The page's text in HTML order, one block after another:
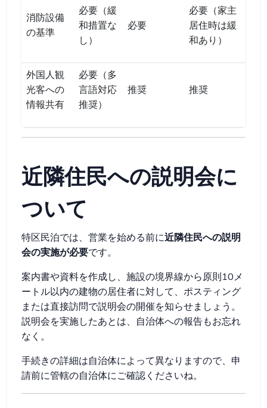
消防設備
の基準
必要（緩
和措置な
し）
必要
必要（家主
居住時は緩
和あり）
外国人観
光客への
情報共有
必要（多
言語対応
推奨）
推奨 推奨
近隣住民への説明会に
ついて
特区民泊では、営業を始める前に近隣住民への説明
会の実施が必要です。
案内書や資料を作成し、施設の境界線から原則10メ
ートル以内の建物の居住者に対して、ポスティング
または直接訪問で説明会の開催を知らせましょう。
説明会を実施したあとは、自治体への報告もお忘れ
なく。
手続きの詳細は自治体によって異なりますので、申
請前に管轄の自治体にご確認くださいね。